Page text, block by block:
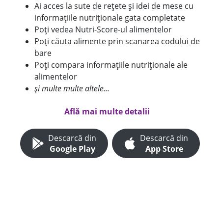
Ai acces la sute de rețete și idei de mese cu
informațiile nutriționale gata completate
Poți vedea Nutri-Score-ul alimentelor
Poți căuta alimente prin scanarea codului de
bare
Poți compara informațiile nutriționale ale
alimentelor
și multe multe altele...
Află mai multe detalii
Descarcă din
Google Play
Descarcă din
App Store